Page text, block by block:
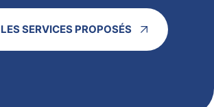
SERVICES PROPOSÉS